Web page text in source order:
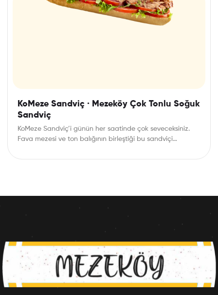
KoMeze Sandviç · Mezeköy Çok Tonlu Soğuk
Sandviç
KoMeze Sandviç’i günün her saatinde çok seveceksiniz.
Fava mezesi ve ton balığının birleştiği bu sandviçi…